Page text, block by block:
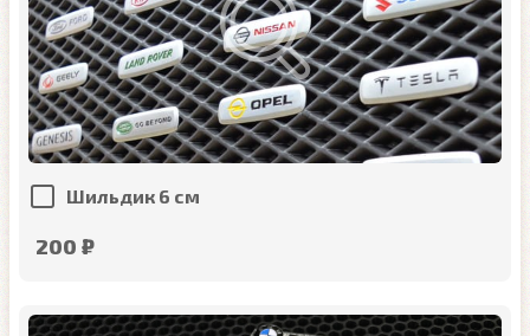
Шильдик 6 см
200 ₽